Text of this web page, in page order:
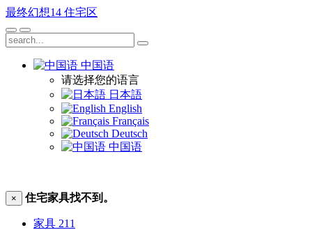
最终幻想14 住宅区
中国语
请选择您的语言
日本語
English
Français
Deutsch
中国语
× 住宅家具找不到。
家具 211